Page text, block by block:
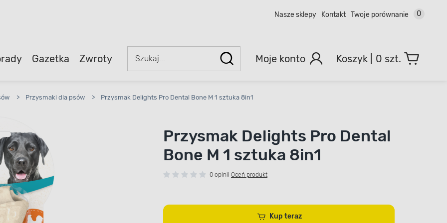
Nasze sklepy Kontakt Twoje porównanie 0
Gazetka Zwroty Moje konto 0 szt.
> Przysmaki dla psów > Przysmak Delights Pro Dental Bone M 1 sztuka 8in1
Przysmak Delights Pro Dental
Bone M 1 sztuka 8in1
0 opinii Oceń produkt
Kup teraz